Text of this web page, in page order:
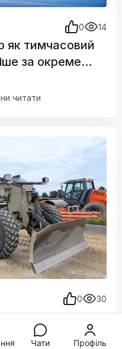
0 14
як тимчасовий
за окреме
читати
0 30
дороги:
на майданчику
Чати Профіль